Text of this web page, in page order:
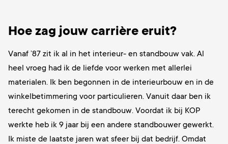
Hoe zag jouw carrière eruit?
Vanaf ’87 zit ik al in het interieur- en standbouw vak. Al
heel vroeg had ik de liefde voor werken met allerlei
materialen. Ik ben begonnen in de interieurbouw en in de
winkelbetimmering voor particulieren. Vanuit daar ben ik
terecht gekomen in de standbouw. Voordat ik bij KOP
werkte heb ik 9 jaar bij een andere standbouwer gewerkt.
Ik miste de laatste jaren wat sfeer bij dat bedrijf. Omdat